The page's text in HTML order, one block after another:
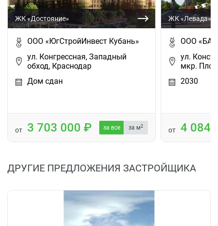
ЖК «Достояние»
ООО «ЮгСтройИнвест Кубань»
ул. Конгрессная, Западный
обход, Краснодар
Дом сдан
от 3 703 000 за все за м2
ЖК «Левада»
ООО
ул.
мкр.
2030
от 4 084
ДРУГИЕ ПРЕДЛОЖЕНИЯ ЗАСТРОЙЩИКА